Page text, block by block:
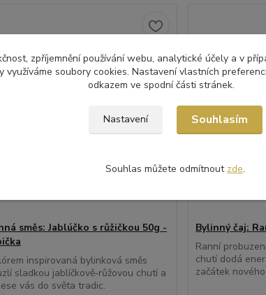
směs: Jablúčko s růžičkou 50g -
inspirovaná bylinková směs
sladkou jablíčkově‑růžovou chutí a
vás do světa tradic.
Bylinný čaj:
Ranní
chutí dodá
začátek
zpříjemnění používání webu, analytické účely a v
využíváme soubory cookies. Nastavení vlastních
odkazem ve spodní části stránek.
Nastavení Souhlasím
Souhlas můžete odmítnout zde.